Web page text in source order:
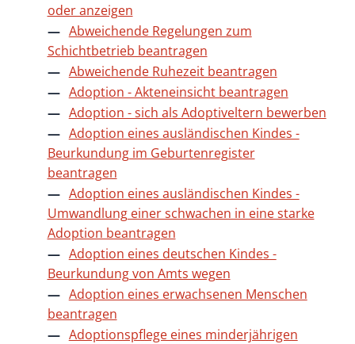
oder anzeigen
Abweichende Regelungen zum
Schichtbetrieb beantragen
Abweichende Ruhezeit beantragen
Adoption - Akteneinsicht beantragen
Adoption - sich als Adoptiveltern bewerben
Adoption eines ausländischen Kindes -
Beurkundung im Geburtenregister
beantragen
Adoption eines ausländischen Kindes -
Umwandlung einer schwachen in eine starke
Adoption beantragen
Adoption eines deutschen Kindes -
Beurkundung von Amts wegen
Adoption eines erwachsenen Menschen
beantragen
Adoptionspflege eines minderjährigen